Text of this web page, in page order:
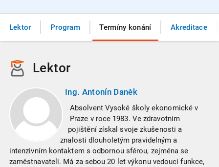
Lektor Program Termíny konání Akreditace
Lektor
Ing. Antonín Daněk
Absolvent Vysoké školy ekonomické v
Praze v roce 1983. Ve zdravotním
pojištění získal svoje zkušenosti a
znalosti dlouholetým pravidelným a
intenzivním kontaktem s odbornou sférou, zejména se
zaměstnavateli. Má za sebou 20 let výkonu vedoucí funkce,